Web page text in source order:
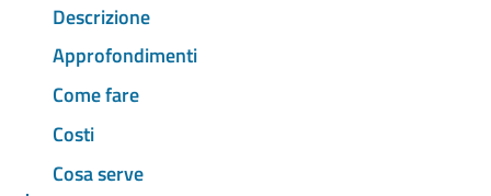
Descrizione
Approfondimenti
Come fare
Costi
Cosa serve